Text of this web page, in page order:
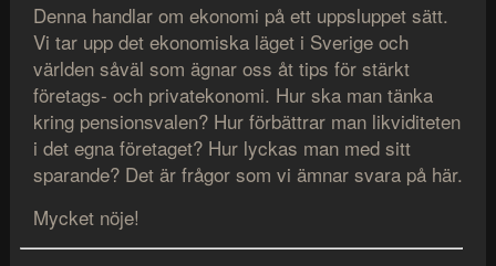
Denna handlar om ekonomi på ett uppsluppet sätt.
Vi tar upp det ekonomiska läget i Sverige och
världen såväl som ägnar oss åt tips för stärkt
företags- och privatekonomi. Hur ska man tänka
kring pensionsvalen? Hur förbättrar man likviditeten
i det egna företaget? Hur lyckas man med sitt
sparande? Det är frågor som vi ämnar svara på här.
Mycket nöje!